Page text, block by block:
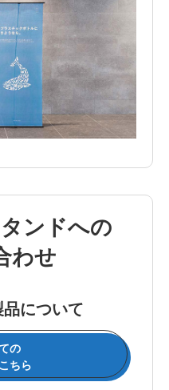
ンドへの
わせ
について
の
ちら